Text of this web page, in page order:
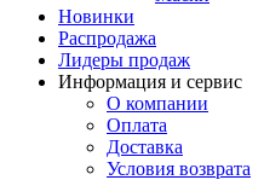
Новинки
Распродажа
Лидеры продаж
Информация и сервис
О компании
Оплата
Доставка
Условия возврата